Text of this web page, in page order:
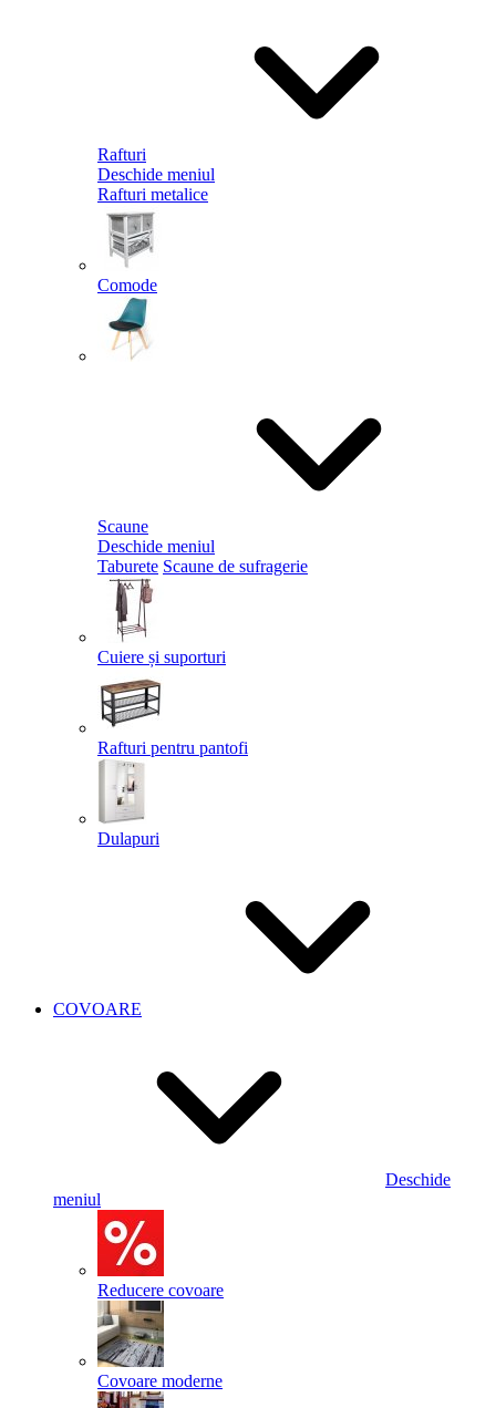
Rafturi
Deschide meniul
Rafturi metalice
Comode
Scaune
Deschide meniul
Taburete Scaune de sufragerie
Cuiere și suporturi
Rafturi pentru pantofi
Dulapuri
COVOARE
Deschide
meniul
Reducere covoare
Covoare moderne